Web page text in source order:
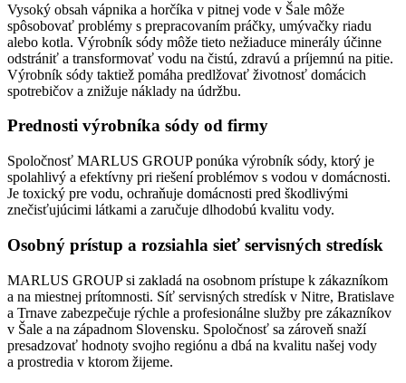
Vysoký obsah vápnika a horčíka v pitnej vode v Šale môže
spôsobovať problémy s prepracovaním práčky, umývačky riadu
alebo kotla. Výrobník sódy môže tieto nežiaduce minerály účinne
odstrániť a transformovať vodu na čistú, zdravú a príjemnú na pitie.
Výrobník sódy taktiež pomáha predlžovať životnosť domácich
spotrebičov a znižuje náklady na údržbu.
Prednosti výrobníka sódy od firmy
Spoločnosť MARLUS GROUP ponúka výrobník sódy, ktorý je
spolahlivý a efektívny pri riešení problémov s vodou v domácnosti.
Je toxický pre vodu, ochraňuje domácnosti pred škodlivými
znečisťujúcimi látkami a zaručuje dlhodobú kvalitu vody.
Osobný prístup a rozsiahla sieť servisných stredísk
MARLUS GROUP si zakladá na osobnom prístupe k zákazníkom
a na miestnej prítomnosti. Síť servisných stredísk v Nitre, Bratislave
a Trnave zabezpečuje rýchle a profesionálne služby pre zákazníkov
v Šale a na západnom Slovensku. Spoločnosť sa zároveň snaží
presadzovať hodnoty svojho regiónu a dbá na kvalitu našej vody
a prostredia v ktorom žijeme.